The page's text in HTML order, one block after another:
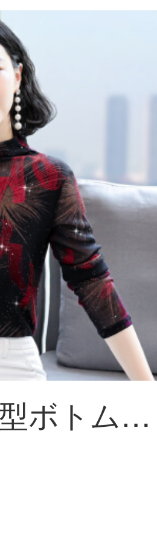
丹仙奴秋冬新型ボトムス2020ファッションの女性上着Tシャツ女性韓国版ハイネックの韓流オールマイティー長袖ボトムの女性ファッションS【80-95斤をおすすめします】